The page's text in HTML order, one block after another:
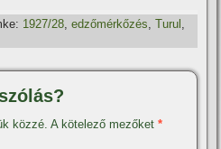
1927/28 ,edzőmérkőzés ,Turul
közzé. A kötelező mezőket*